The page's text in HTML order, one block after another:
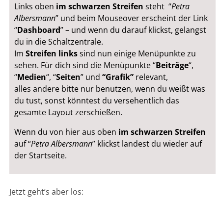
Links oben im schwarzen Streifen steht “Petra
Albersmann” und beim Mouseover erscheint der Link
“Dashboard” – und wenn du darauf klickst, gelangst
du in die Schaltzentrale.
ImStreifen linkssind nun einige Menüpunkte zu
sehen. Für dich sind die Menüpunkte “Beiträge“,
“Medien“, “Seiten” und“Grafik” relevant,
alles andere bitte nur benutzen, wenn du weißt was
du tust, sonst könntest du versehentlich das
gesamte Layout zerschießen.
Wenn du von hier aus oben im schwarzen Streifen
auf “Petra Albersmann” klickst landest du wieder auf
der Startseite.
Jetzt geht’s aber los: